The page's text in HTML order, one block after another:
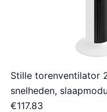
Stille torenventilator
snelheden,
€117.83